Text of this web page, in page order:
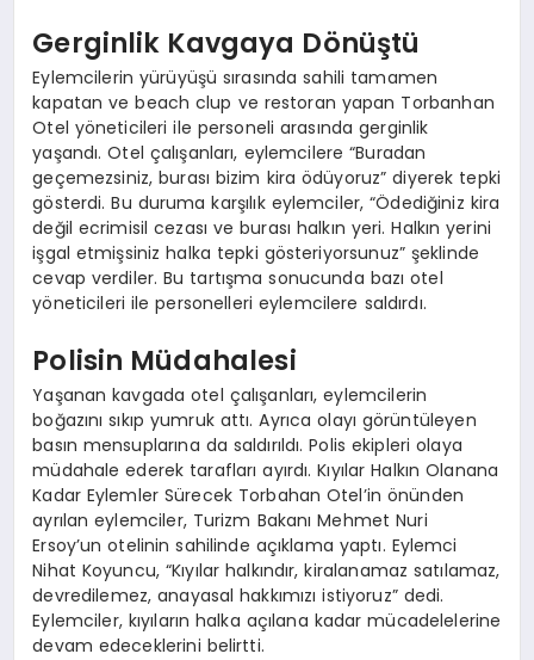
Gerginlik Kavgaya Dönüştü
Eylemcilerin yürüyüşü sırasında sahili tamamen
kapatan ve beach clup ve restoran yapan Torbanhan
Otel yöneticileri ile personeli arasında gerginlik
yaşandı. Otel çalışanları, eylemcilere “Buradan
geçemezsiniz, burası bizim kira ödüyoruz” diyerek tepki
gösterdi. Bu duruma karşılık eylemciler, “Ödediğiniz kira
değil ecrimisil cezası ve burası halkın yeri. Halkın yerini
işgal etmişsiniz halka tepki gösteriyorsunuz” şeklinde
cevap verdiler. Bu tartışma sonucunda bazı otel
yöneticileri ile personelleri eylemcilere saldırdı.
Polisin Müdahalesi
Yaşanan kavgada otel çalışanları, eylemcilerin
boğazını sıkıp yumruk attı. Ayrıca olayı görüntüleyen
basın mensuplarına da saldırıldı. Polis ekipleri olaya
müdahale ederek tarafları ayırdı. Kıyılar Halkın Olanana
Kadar Eylemler Sürecek Torbahan Otel’in önünden
ayrılan eylemciler, Turizm Bakanı Mehmet Nuri
Ersoy’un otelinin sahilinde açıklama yaptı. Eylemci
Nihat Koyuncu, “Kıyılar halkındır, kiralanamaz satılamaz,
devredilemez, anayasal hakkımızı istiyoruz” dedi.
Eylemciler, kıyıların halka açılana kadar mücadelelerine
devam edeceklerini belirtti.